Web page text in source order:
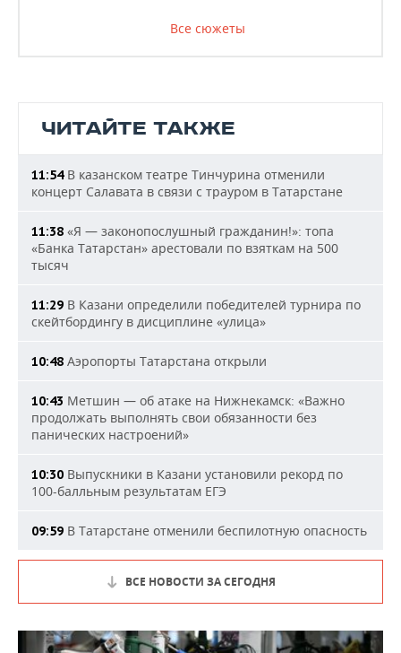
Все сюжеты
ЧИТАЙТЕ ТАКЖЕ
11:54В казанском театре Тинчурина отменили
концерт Салавата в связи с трауром в Татарстане
11:38 «Я — законопослушный гражданин!»: топа
«Банка Татарстан» арестовали по взяткам на 500
тысяч
11:29 В Казани определили победителей турнира по
скейтбордингу в дисциплине «улица»
10:48 Аэропорты Татарстана открыли
10:43 Метшин — об атаке на Нижнекамск: «Важно
продолжать выполнять свои обязанности без
панических настроений»
10:30 Выпускники в Казани установили рекорд по
100-балльным результатам ЕГЭ
09:59 В Татарстане отменили беспилотную опасность
ВСЕ НОВОСТИ ЗА СЕГОДНЯ